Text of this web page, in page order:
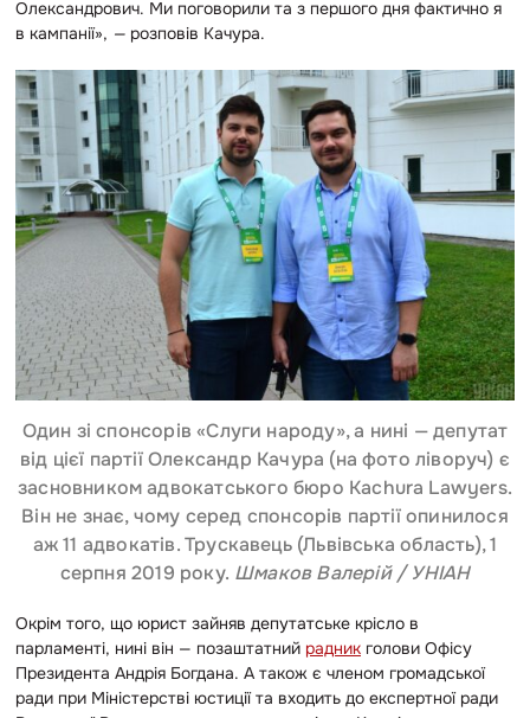
Олександрович. Ми поговорили та з першого дня фактично я
в кампанії», — розповів Качура.
Один зі спонсорів «Слуги народу», а нині — депутат
від цієї партії Олександр Качура (на фото ліворуч) є
засновником адвокатського бюро Kachura Lawyers.
Він не знає, чому серед спонсорів партії опинилося
аж 11 адвокатів. Трускавець (Львівська область), 1
серпня 2019 року. Шмаков Валерій / УНІАН
Окрім того, що юрист зайняв депутатське крісло в
парламенті, нині він — позаштатний радник голови Офісу
Президента Андрія Богдана. А також є членом громадської
ради при Міністерстві юстиції та входить до експертної ради